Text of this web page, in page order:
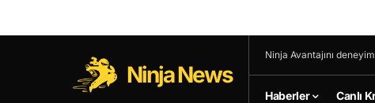
Ninja News
Ninja Avantajını
Haberler Canlı